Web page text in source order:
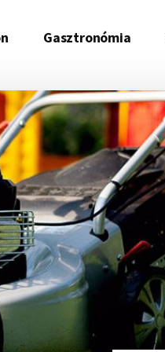
Gasztronómia